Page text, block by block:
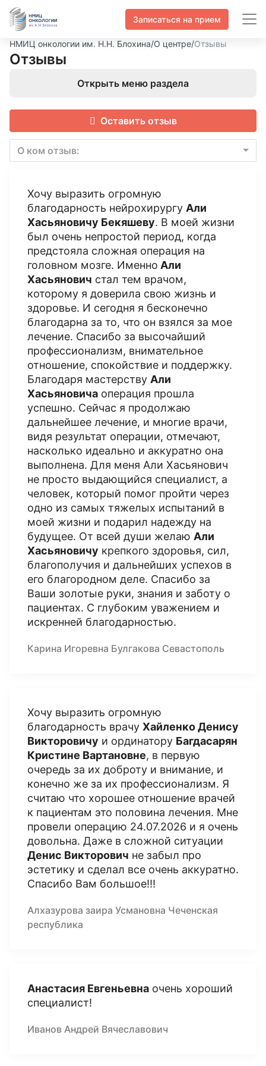
Записаться на прием
НМИЦ онкологии им. Н.Н. Блохина/О центре/Отзывы
Отзывы
Открыть меню раздела
Оставить отзыв
О ком отзыв:
Хочу выразить огромную
благодарность нейрохирургу Али
Хасьяновичу Бекяшеву. В моей жизни
был очень непростой период, когда
предстояла сложная операция на
головном мозге. Именно Али
Хасьянович стал тем врачом,
которому я доверила свою жизнь и
здоровье. И сегодня я бесконечно
благодарна за то, что он взялся за мое
лечение. Спасибо за высочайший
профессионализм, внимательное
отношение, спокойствие и поддержку.
Благодаря мастерству Али
Хасьяновича операция прошла
успешно. Сейчас я продолжаю
дальнейшее лечение, и многие врачи,
видя результат операции, отмечают,
насколько идеально и аккуратно она
выполнена. Для меня Али Хасьянович
не просто выдающийся специалист, а
человек, который помог пройти через
одно из самых тяжелых испытаний в
моей жизни и подарил надежду на
будущее. От всей души желаю Али
Хасьяновичу крепкого здоровья, сил,
благополучия и дальнейших успехов в
его благородном деле. Спасибо за
Ваши золотые руки, знания и заботу о
пациентах. С глубоким уважением и
искренней благодарностью.
Карина Игоревна Булгакова Севастополь
Хочу выразить огромную
благодарность врачу Хайленко Денису
Викторовичу и ординатору Багдасарян
Кристине Вартановне, в первую
очередь за их доброту и внимание, и
конечно же за их профессионализм. Я
считаю что хорошее отношение врачей
к пациентам это половина лечения. Мне
провели операцию 24.07.2026 и я очень
довольна. Даже в сложной ситуации
Денис Викторович не забыл про
эстетику и сделал все очень аккуратно.
Спасибо Вам большое!!!
Алхазурова заира Усмановна Чеченская
республика
Анастасия Евгеньевна очень хороший
специалист!
Иванов Андрей Вячеславович